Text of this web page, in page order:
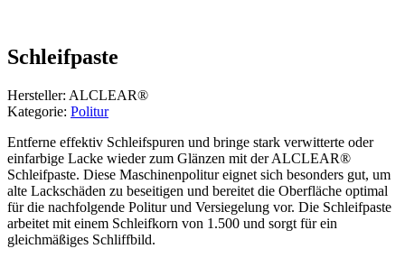
Schleifpaste
Hersteller: ALCLEAR®
Kategorie: Politur
Entferne effektiv Schleifspuren und bringe stark verwitterte oder
einfarbige Lacke wieder zum Glänzen mit der ALCLEAR®
Schleifpaste. Diese Maschinenpolitur eignet sich besonders gut, um
alte Lackschäden zu beseitigen und bereitet die Oberfläche optimal
für die nachfolgende Politur und Versiegelung vor. Die Schleifpaste
arbeitet mit einem Schleifkorn von 1.500 und sorgt für ein
gleichmäßiges Schliffbild.